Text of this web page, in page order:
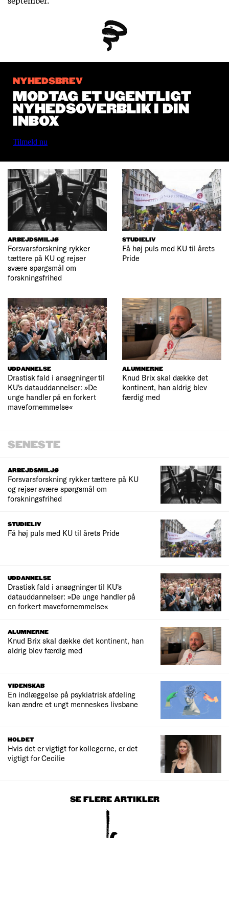
NYHEDSBREV
MODTAG ET UGENTLIGT
NYHEDSOVERBLIK I DIN
INBOX
Tilmeld nu
ARBEJDSMILJØ
Forsvarsforskning rykker
tættere på KU og rejser
svære spørgsmål om
forskningsfrihed
STUDIELIV
Få høj puls med KU til årets
Pride
UDDANNELSE
Drastisk fald i ansøgninger til
KU's datauddannelser: »De
unge handler på en forkert
mavefornemmelse«
ALUMNERNE
Knud Brix skal dække det
kontinent, han aldrig blev
færdig med
SENESTE
ARBEJDSMILJØ
Forsvarsforskning rykker tættere på KU
og rejser svære spørgsmål om
forskningsfrihed
STUDIELIV
Få høj puls med KU til årets Pride
UDDANNELSE
Drastisk fald i ansøgninger til KU's
datauddannelser: »De unge handler på
en forkert mavefornemmelse«
ALUMNERNE
Knud Brix skal dække det kontinent, han
aldrig blev færdig med
VIDENSKAB
En indlæggelse på psykiatrisk afdeling
kan ændre et ungt menneskes livsbane
HOLDET
Hvis det er vigtigt for kollegerne, er det
vigtigt for Cecilie
SE FLERE ARTIKLER